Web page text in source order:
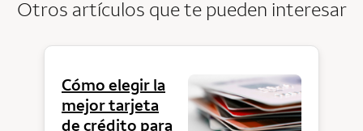
Otros artículos que te pueden interesar
Cómo elegir la
mejor tarjeta
de crédito para